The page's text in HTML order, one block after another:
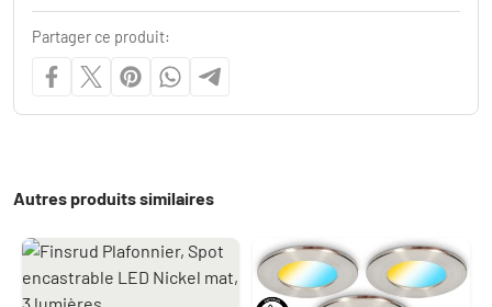
Partager ce produit:
Autres produits similaires